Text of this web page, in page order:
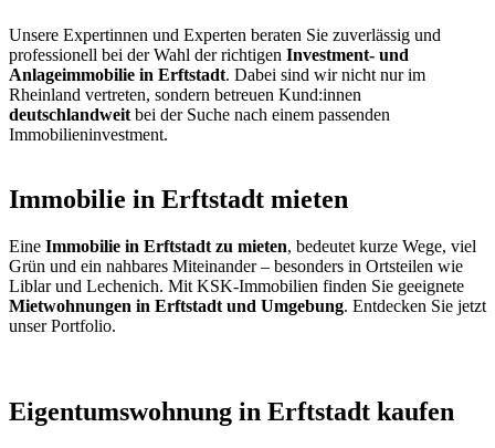
Unsere Expertinnen und Experten beraten Sie zuverlässig und
professionell bei der Wahl der richtigen Investment- und
Anlageimmobilie in Erftstadt. Dabei sind wir nicht nur im
Rheinland vertreten, sondern betreuen Kund:innen
deutschlandweit bei der Suche nach einem passenden
Immobilieninvestment.
Immobilie in Erftstadt mieten
Eine Immobilie in Erftstadt zu mieten, bedeutet kurze Wege, viel
Grün und ein nahbares Miteinander – besonders in Ortsteilen wie
Liblar und Lechenich. Mit KSK-Immobilien finden Sie geeignete
Mietwohnungen in Erftstadt und Umgebung. Entdecken Sie jetzt
unser Portfolio.
Eigentumswohnung in Erftstadt kaufen